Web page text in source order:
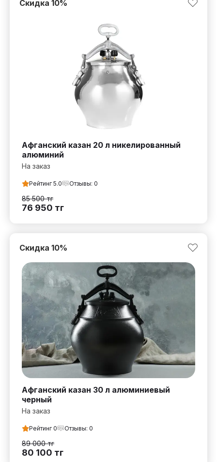
Афганский казан 20 л никелированный
алюминий
Скидка 10%
На заказ
Рейтинг 5.0 Отзывы: 0
85 500тг
76 950 тг
Афганский казан 30 л алюминиевый
черный
Скидка 10%
На заказ
Рейтинг 0 Отзывы: 0
89 000тг
80 100 тг